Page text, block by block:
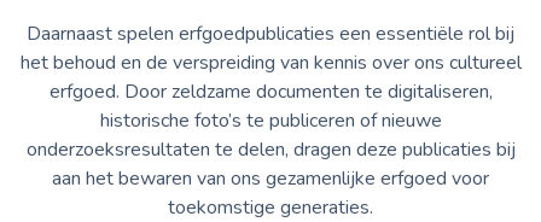
Daarnaast spelen erfgoedpublicaties een essentiële rol bij
het behoud en de verspreiding van kennis over ons cultureel
erfgoed. Door zeldzame documenten te digitaliseren,
historische foto’s te publiceren of nieuwe
onderzoeksresultaten te delen, dragen deze publicaties bij
aan het bewaren van ons gezamenlijke erfgoed voor
toekomstige generaties.